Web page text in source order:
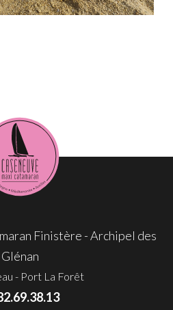
Finistère - Archipel des
Glénan
- Port La Forêt